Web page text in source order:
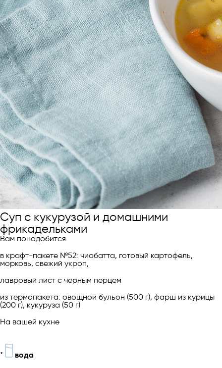
Суп с кукурузой и домашними
фрикадельками
Вам понадобится
в крафт-пакете №52: чиабатта, готовый картофель,
морковь, свежий укроп,
лавровый лист с черным перцем
из термопакета: овощной бульон (500 г), фарш из курицы
(200 г), кукуруза (50 г)
На вашей кухне
*
вода